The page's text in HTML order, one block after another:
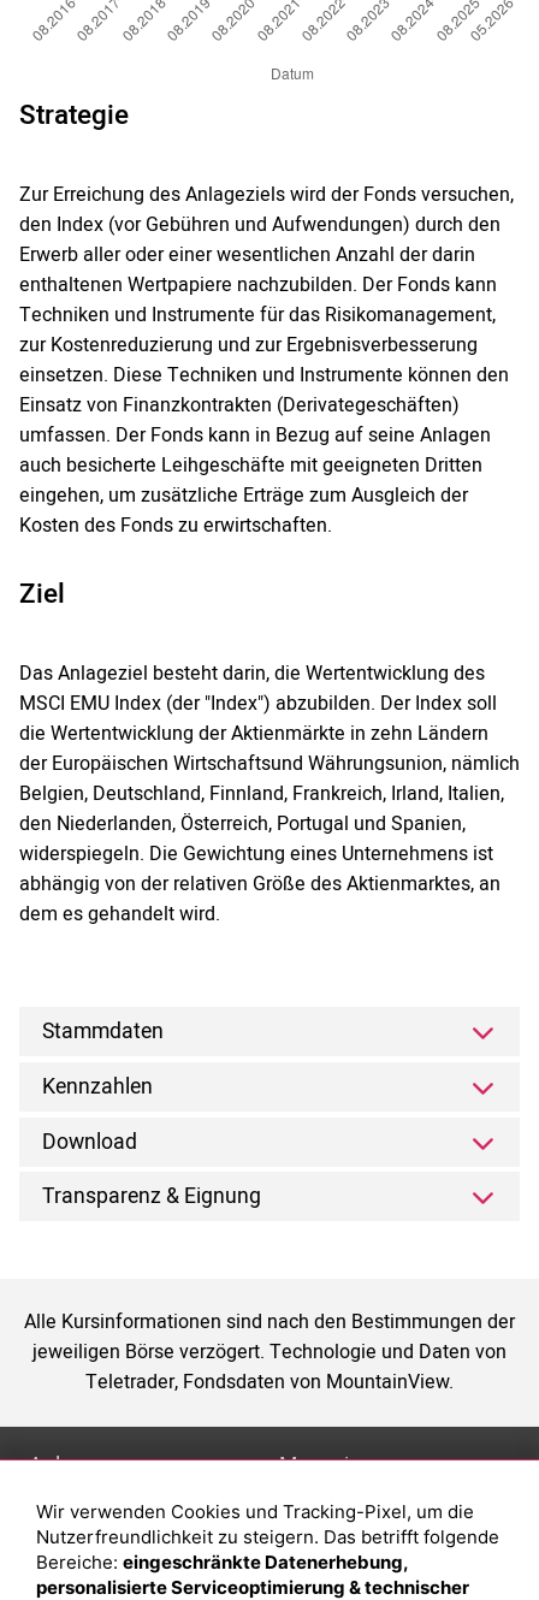
Strategie
Zur Erreichung des Anlageziels wird der Fonds versuchen,
den Index (vor Gebühren und Aufwendungen) durch den
Erwerb aller oder einer wesentlichen Anzahl der darin
enthaltenen Wertpapiere nachzubilden. Der Fonds kann
Techniken und Instrumente für das Risikomanagement,
zur Kostenreduzierung und zur Ergebnisverbesserung
einsetzen. Diese Techniken und Instrumente können den
Einsatz von Finanzkontrakten (Derivategeschäften)
umfassen. Der Fonds kann in Bezug auf seine Anlagen
auch besicherte Leihgeschäfte mit geeigneten Dritten
eingehen, um zusätzliche Erträge zum Ausgleich der
Kosten des Fonds zu erwirtschaften.
Ziel
Das Anlageziel besteht darin, die Wertentwicklung des
MSCI EMU Index (der "Index") abzubilden. Der Index soll
die Wertentwicklung der Aktienmärkte in zehn Ländern
der Europäischen Wirtschaftsund Währungsunion, nämlich
Belgien, Deutschland, Finnland, Frankreich, Irland, Italien,
den Niederlanden, Österreich, Portugal und Spanien,
widerspiegeln. Die Gewichtung eines Unternehmens ist
abhängig von der relativen Größe des Aktienmarktes, an
dem es gehandelt wird.
Stammdaten
Kennzahlen
Download
Transparenz & Eignung
Alle Kursinformationen sind nach den Bestimmungen der
jeweiligen Börse verzögert. Technologie und Daten von
Teletrader, Fondsdaten von MountainView.
Anlage
Depot eröffnen
Depot vergleichen
Junior Depot
Magazin
Was sind sind ETFs?
Sparplan Vorteile
Was ist ein Fonds?
Wir verwenden Cookies und Tracking-Pixel, um die
Nutzerfreundlichkeit zu steigern. Das betrifft folgende
Bereiche: eingeschränkte Datenerhebung,
personalisierte Serviceoptimierung & technischer